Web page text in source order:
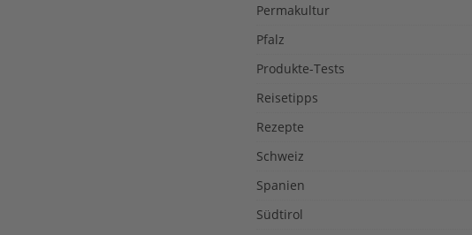
Permakultur
Pfalz
Produkte-Tests
Reisetipps
Rezepte
Schweiz
Spanien
Südtirol